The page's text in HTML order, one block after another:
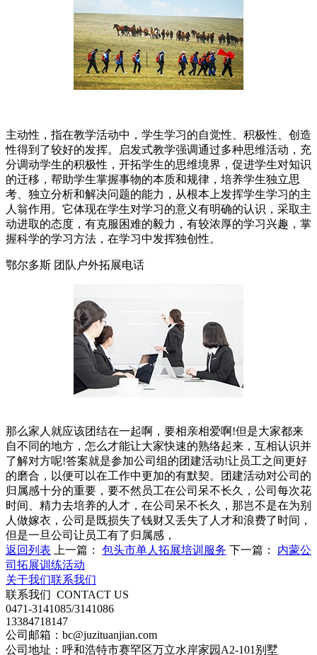
主动性，指在教学活动中，学生学习的自觉性、积极性、创造
性得到了较好的发挥。启发式教学强调通过多种思维活动，充
分调动学生的积极性，开拓学生的思维境界，促进学生对知识
的迁移，帮助学生掌握事物的本质和规律，培养学生独立思
考、独立分析和解决问题的能力，从根本上发挥学生学习的主
人翁作用。它体现在学生对学习的意义有明确的认识，采取主
动进取的态度，有克服困难的毅力，有较浓厚的学习兴趣，掌
握科学的学习方法，在学习中发挥独创性。
鄂尔多斯 团队户外拓展电话
那么家人就应该团结在一起啊，要相亲相爱啊!但是大家都来
自不同的地方，怎么才能让大家快速的熟络起来，互相认识并
了解对方呢!答案就是参加公司组的团建活动!让员工之间更好
的磨合，以便可以在工作中更加的有默契。团建活动对公司的
归属感十分的重要，要不然员工在公司呆不长久，公司每次花
时间、精力去培养的人才，在公司呆不长久，那岂不是在为别
人做嫁衣，公司是既损失了钱财又丢失了人才和浪费了时间，
但是一旦公司让员工有了归属感，
返回列表
上一篇： 包头市单人拓展培训服务 下一篇： 内蒙公
司拓展训练活动
关于我们联系我们
联系我们 CONTACT US
0471-3141085/3141086
13384718147
公司邮箱：bc@juzituanjian.com
公司地址：呼和浩特市赛罕区万立水岸家园A2-101别墅